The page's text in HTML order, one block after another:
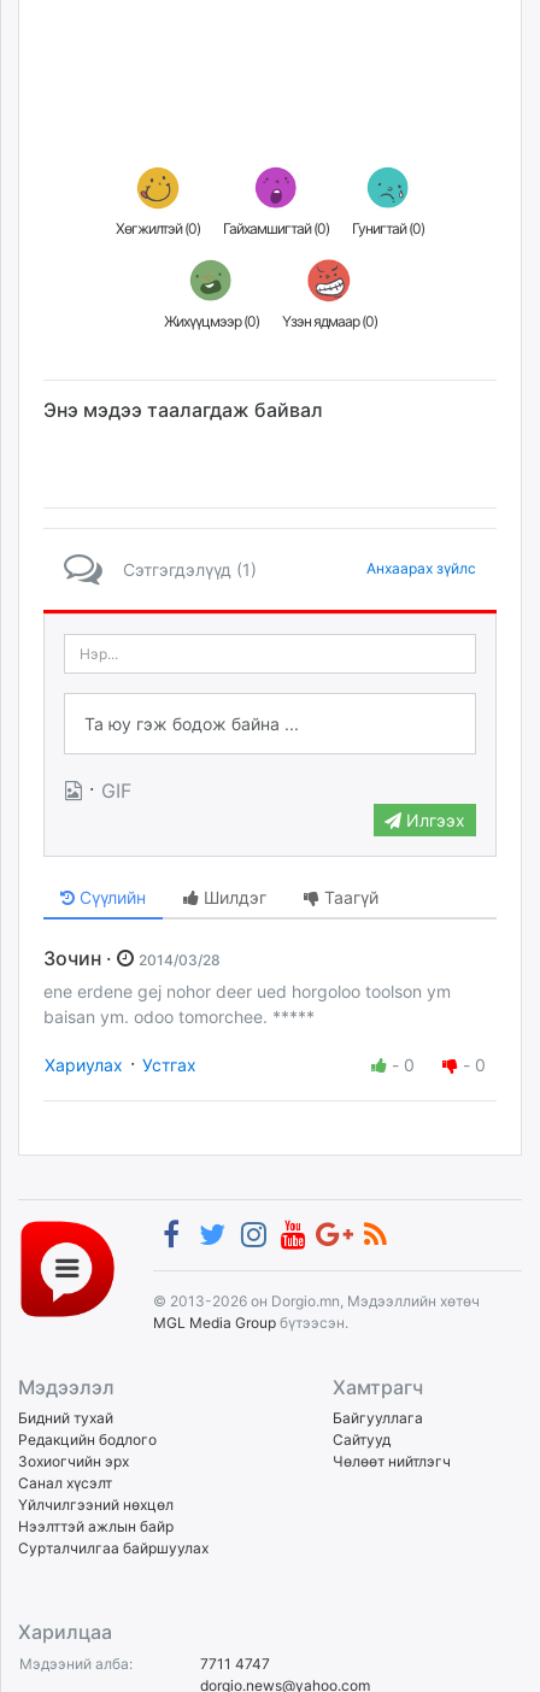
Хөгжилтэй (0) Гайхамшигтай (0) Гунигтай (0)
Жихүүцмээр (0) Үзэн ядмаар (0)
Энэ мэдээ таалагдаж байвал
Сэтгэгдэлүүд (1) Анхаарах зүйлс
· GIF
Илгээх
Сүүлийн Шилдэг Таагүй
Зочин · 2014/03/28
ene erdene gej nohor deer ued horgoloo toolson ym
baisan ym. odoo tomorchee. *****
Хариулах · Устгах - 0 - 0
© 2013-2026 он Dorgio.mn, Мэдээллийн хөтөч
MGL Media Group бүтээсэн.
Мэдээлэл
Бидний тухай
Редакцийн бодлого
Зохиогчийн эрх
Санал хүсэлт
Үйлчилгээний нөхцөл
Нээлттэй ажлын байр
Сурталчилгаа байршуулах
Хамтрагч
Байгууллага
Сайтууд
Чөлөөт нийтлэгч
Харилцаа
Мэдээний алба:
7711 4747
dorgio.news@yahoo.com